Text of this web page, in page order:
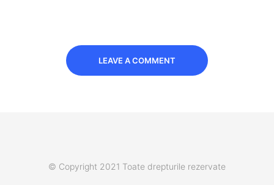
LEAVE A COMMENT
© Copyright 2021 Toate drepturile rezervate